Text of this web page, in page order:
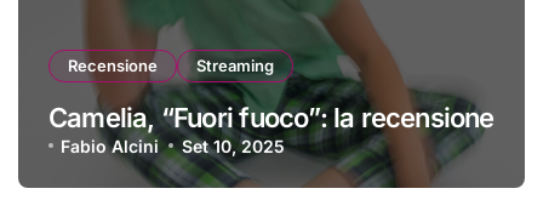
Recensione Streaming
Camelia, “Fuori fuoco”: la recensione
Fabio Alcini Set 10, 2025